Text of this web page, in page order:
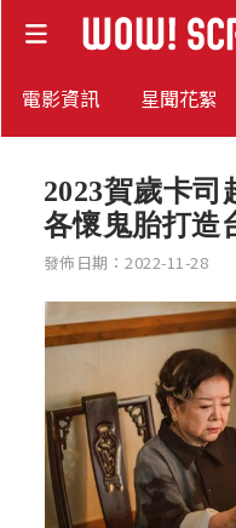
電影資訊 星聞花絮
2023賀歲卡司
各懷鬼胎打造
發佈日期：2022-11-28